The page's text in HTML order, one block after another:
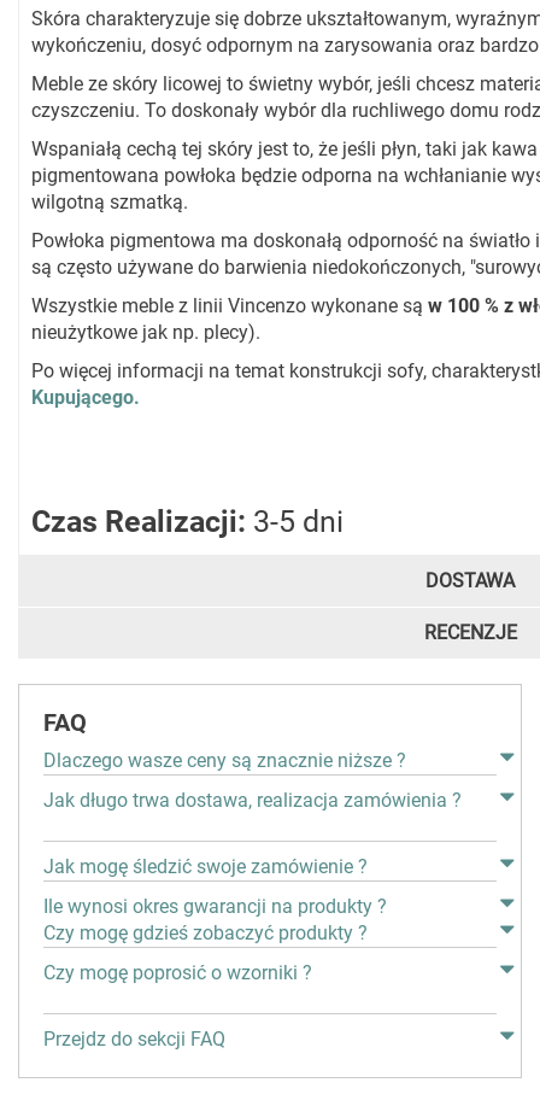
Skóra charakteryzuje się dobrze ukształtowanym,
wykończeniu, dosyć odpornym na zarysowania oraz
Meble ze skóry licowej to świetny wybór, jeśli chcesz
czyszczeniu. To doskonały wybór dla ruchliwego domu
Wspaniałą cechą tej skóry jest to, że jeśli płyn, taki jak
pigmentowana powłoka będzie odporna na wchłanianie
wilgotną szmatką.
Powłoka pigmentowa ma doskonałą odporność na
są często używane do barwienia niedokończonych,
Wszystkie meble z linii Vincenzo wykonane są w 100 % z
nieużytkowe jak np. plecy).
Po więcej informacji na temat konstrukcji sofy,
Kupującego.
Czas Realizacji: 3-5 dni
DOSTAWA
RECENZJE
FAQ
Dlaczego wasze ceny są znacznie niższe ?
Jak długo trwa dostawa, realizacja zamówienia ?
Jak mogę śledzić swoje zamówienie ?
Ile wynosi okres gwarancji na produkty ?
Czy mogę gdzieś zobaczyć produkty ?
Czy mogę poprosić o wzorniki ?
Przejdz do sekcji FAQ